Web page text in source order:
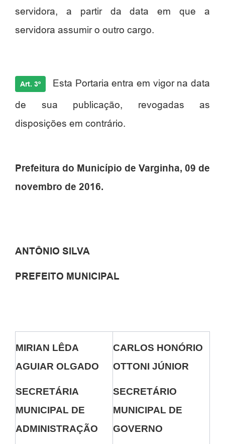
servidora, a partir da data em que a
servidora assumir o outro cargo.
Art. 3º Esta Portaria entra em vigor na data
de sua publicação, revogadas as
disposições em contrário.
Prefeitura do Município de Varginha, 09 de
novembro de 2016.
ANTÔNIO SILVA
PREFEITO MUNICIPAL
MIRIAN LÊDA
AGUIAR OLGADO
SECRETÁRIA
MUNICIPAL DE
ADMINISTRAÇÃO
CARLOS HONÓRIO
OTTONI JÚNIOR
SECRETÁRIO
MUNICIPAL DE
GOVERNO